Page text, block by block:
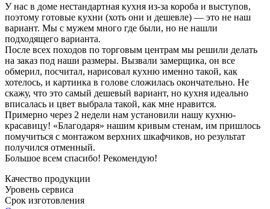
У нас в доме нестандартная кухня из-за короба и выступов,
поэтому готовые кухни (хоть они и дешевле) — это не наш
вариант. Мы с мужем много где были, но не нашли
подходящего варианта.
После всех походов по торговым центрам мы решили делать
на заказ под наши размеры. Вызвали замерщика, он все
обмерил, посчитал, нарисовал кухню именно такой, как
хотелось, и картинка в голове сложилась окончательно. Не
скажу, что это самый дешевый вариант, но кухня идеально
вписалась и цвет выбрала такой, как мне нравится.
Примерно через 2 недели нам установили нашу кухню-
красавицу! «Благодаря» нашим кривым стенам, им пришлось
помучиться с монтажом верхних шкафчиков, но результат
получился отменный.
Большое всем спасибо! Рекомендую!
Качество продукции
Уровень сервиса
Срок изготовления